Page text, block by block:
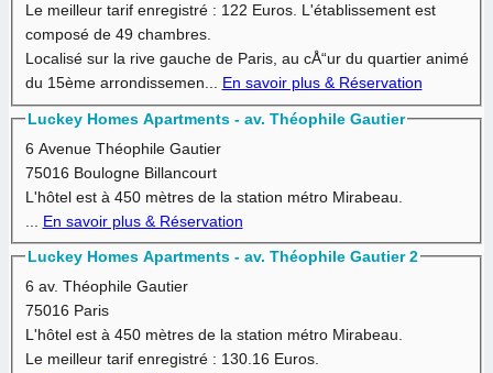
Le meilleur tarif enregistré : 122 Euros. L'établissement est
composé de 49 chambres.
Localisé sur la rive gauche de Paris, au cÅ“ur du quartier animé
du 15ème arrondissemen... En savoir plus & Réservation
Luckey Homes Apartments - av. Théophile Gautier
6 Avenue Théophile Gautier
75016 Boulogne Billancourt
L'hôtel est à 450 mètresde la station métro Mirabeau.
En savoir plus & Réservation
Luckey Homes Apartments - av. Théophile Gautier 2
6 av. Théophile Gautier
75016 Paris
L'hôtel est à 450 mètresde la station métro Mirabeau.
Le meilleur tarif enregistré : 130.16 Euros.